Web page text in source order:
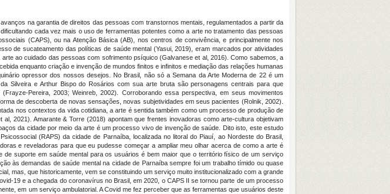
na garantia de direitos das pessoas com transtornos mentais, regulamentados a partir da
cada vez mais o uso de ferramentas potentes como a arte no tratamento das pessoas
(CAPS), ou na Atenção Básica (AB), nos centros de convivência, e principalmente nos
de sucateamento das políticas de saúde mental (Yasui, 2019), eram marcados por atividades
ao cuidado das pessoas com sofrimento psíquico (Galvanese et al, 2016). Como sabemos, a
enquanto criação e invenção de mundos finitos e infinitos e mediação das relações humanas
opressor dos nossos desejos. No Brasil, não só a Semana da Arte Moderna de 22 é um
Silveira e Arthur Bispo do Rosários com sua arte bruta são personagens centrais para que
Pereira, 2003; Weinreb, 2002). Corroborando essa perspectiva, em seus movimentos
de descoberta de novas sensações, novas subjetividades em seus pacientes (Rolnik, 2002).
nos contextos da vida cotidiana, a arte é sentida também como um processo de produção de
2021). Amarante & Torre (2018) apontam que frentes inovadoras como arte-cultura objetivam
da cidade por meio da arte é um processo vivo de invenção de saúde. Dito isto, este estudo
(RAPS) da cidade de Parnaíba, localizada no litoral do Piauí, ao Nordeste do Brasil,
e reveladoras para que eu pudesse começar a ampliar meu olhar acerca de como a arte é
suporte em saúde mental para os usuários é bem maior que o território físico de um serviço
às demandas de saúde mental na cidade de Parnaíba sempre foi um trabalho tímido ou quase
mas, que historicamente, vem se constituindo um serviço muito institucionalizado com a grande
19 e a chegada do coronavírus no Brasil, em 2020, o CAPS II se tornou parte de um processo
em um serviço ambulatorial. A Covid me fez perceber que as ferramentas que usuários deste